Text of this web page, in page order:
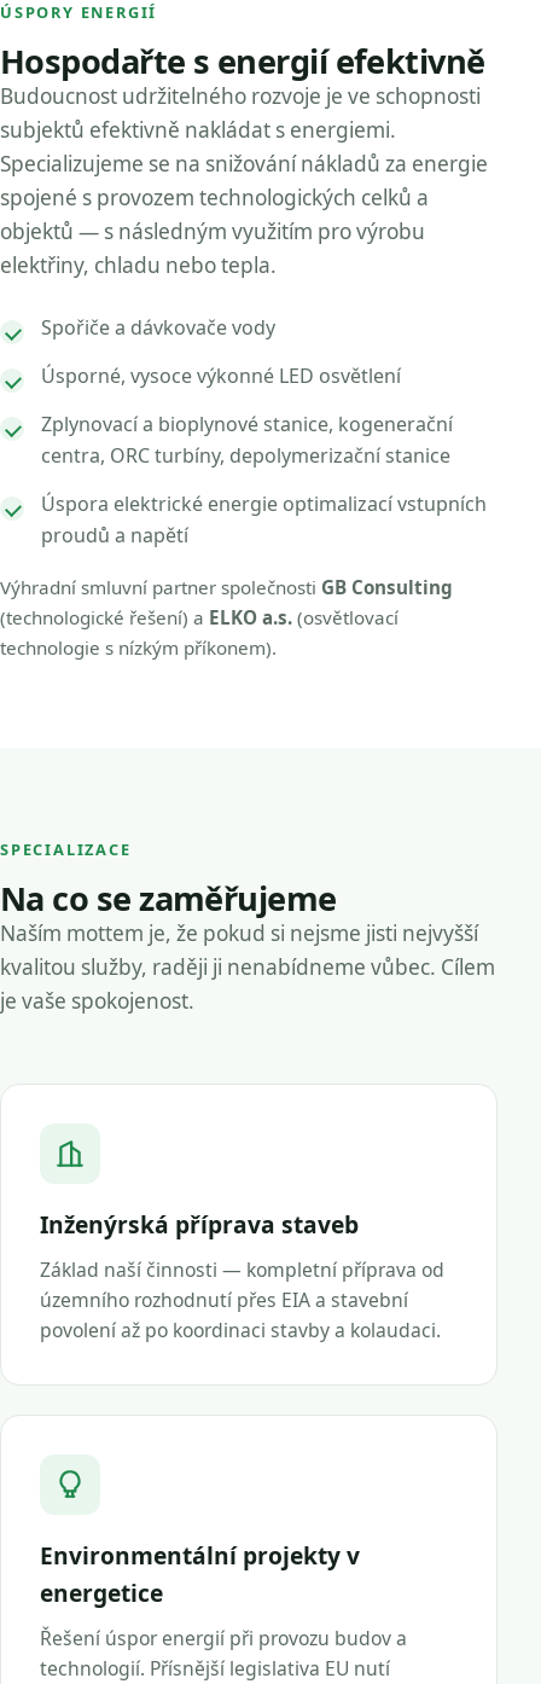
ÚSPORY ENERGIÍ
Hospodařte s energií efektivně
Budoucnost udržitelného rozvoje je ve schopnosti
subjektů efektivně nakládat s energiemi.
Specializujeme se na snižování nákladů za energie
spojené s provozem technologických celků a
objektů — s následným využitím pro výrobu
elektřiny, chladu nebo tepla.
Spořiče a dávkovače vody
Úsporné, vysoce výkonné LED osvětlení
Zplynovací a bioplynové stanice, kogenerační
centra, ORC turbíny, depolymerizační stanice
Úspora elektrické energie optimalizací vstupních
proudů a napětí
Výhradní smluvní partner společnosti GB Consulting
(technologické řešení) a ELKO a.s. (osvětlovací
technologie s nízkým příkonem).
SPECIALIZACE
Na co se zaměřujeme
Naším mottem je, že pokud si nejsme jisti nejvyšší
kvalitou služby, raději ji nenabídneme vůbec. Cílem
je vaše spokojenost.
Inženýrská příprava staveb
Základ naší činnosti — kompletní příprava od
územního rozhodnutí přes EIA a stavební
povolení až po koordinaci stavby a kolaudaci.
Environmentální projekty v
energetice
Řešení úspor energií při provozu budov a
technologií. Přísnější legislativa EU nutí